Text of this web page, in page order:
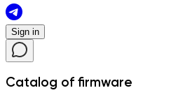
Sign in
Catalog of firmware